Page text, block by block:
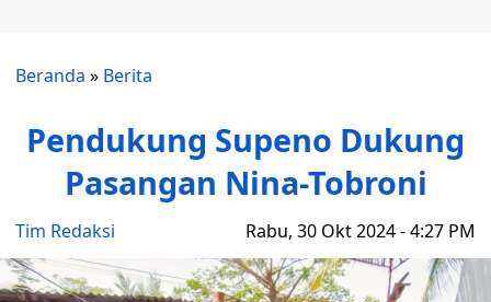
Beranda » Berita
Pendukung Supeno Dukung
Pasangan Nina-Tobroni
Tim Redaksi Rabu, 30 Okt 2024 - 4:27 PM